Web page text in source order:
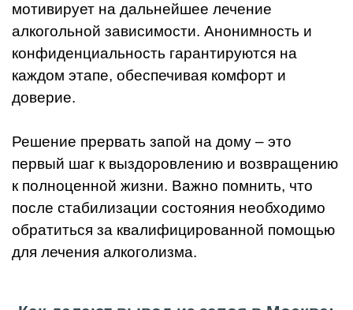
мотивирует на дальнейшее лечение
алкогольной зависимости. Анонимность и
конфиденциальность гарантируются на
каждом этапе, обеспечивая комфорт и
доверие.
Решение прервать запой на дому – это
первый шаг к выздоровлению и возвращению
к полноценной жизни. Важно помнить, что
после стабилизации состояния необходимо
обратиться за квалифицированной помощью
для лечения алкоголизма.